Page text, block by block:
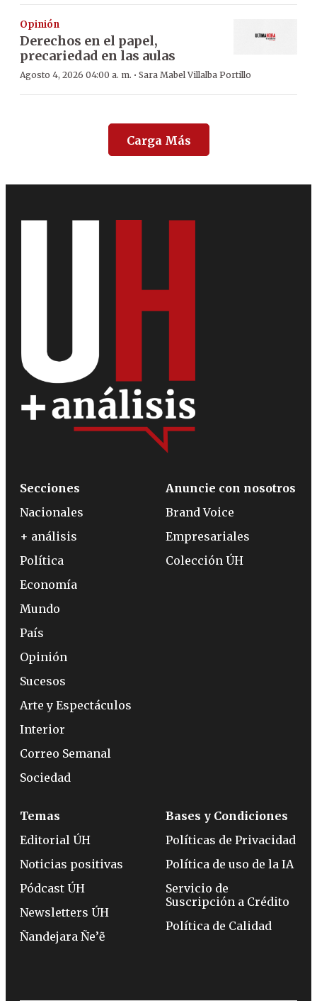
Opinión
Derechos en el papel,
precariedad en las aulas
Agosto 4, 2026 04:00 a. m. · Sara Mabel Villalba Portillo
Carga Más
Secciones
Nacionales
+ análisis
Política
Economía
Mundo
País
Opinión
Sucesos
Arte y Espectáculos
Interior
Correo Semanal
Sociedad
Anuncie con nosotros
Brand Voice
Empresariales
Colección ÚH
Temas
Editorial ÚH
Noticias positivas
Pódcast ÚH
Newsletters ÚH
Ñandejara Ñe’ẽ
Bases y Condiciones
Políticas de Privacidad
Política de uso de la IA
Servicio de
Suscripción a Crédito
Política de Calidad